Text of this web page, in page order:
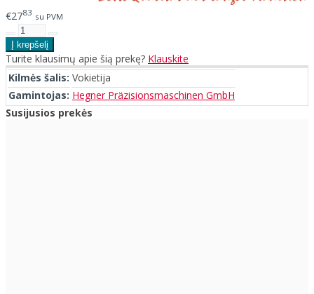
€2783 su PVM
Turite klausimų apie šią prekę? Klauskite
Kilmės šalis: Vokietija
Gamintojas: Hegner Präzisionsmaschinen GmbH
Susijusios prekės